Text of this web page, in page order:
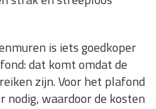
is iets goedkoper
dat komt omdat de
zijn. Voor het plafond
nodig, waardoor de kosten